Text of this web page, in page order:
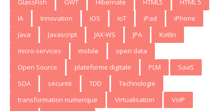
GlassFish
GWT Hibernate HTML5
HTML 5
IA
Innovation iOS IoT iPad
iPhone
Java
Javascript JAX-WS JPA
Kotlin
micro-services
mobile
open data
Open Source
plateforme digitale PLM
SaaS
SOA
sécurité TDD
Technologie
transformation numerique
Virtualisation
VoIP